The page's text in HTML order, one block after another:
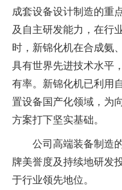
成套设备设计制造的重
及自主研发能力，在行
时，新锦化机在合成氨
具有世界先进技术水平
有率。新锦化机已利用
置设备国产化领域，为
方案打下坚实基础。
公司高端装备制造
牌美誉度及持续地研发
于行业领先地位。